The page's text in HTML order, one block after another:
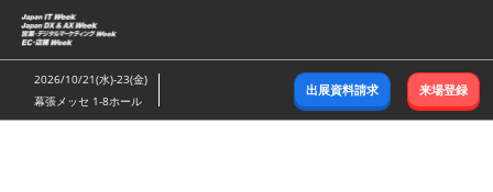
ス
キ
ッ
し
2026/10/21(水)-23(金)
幕張メッセ 1-8ホール
出展資料請求 来場登録